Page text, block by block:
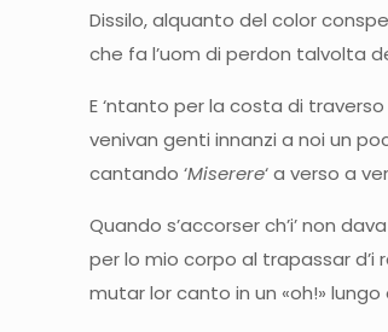
Dissilo, alquanto del color
che fa l’uom di perdon talvolta
E ‘ntanto per la costa di traverso
venivan genti innanzi a noi un
cantando ‘Miserere‘ a verso a
Quando s’accorser ch’i’ non
per lo mio corpo al trapassar d’i
mutar lor canto in un «oh!» lungo